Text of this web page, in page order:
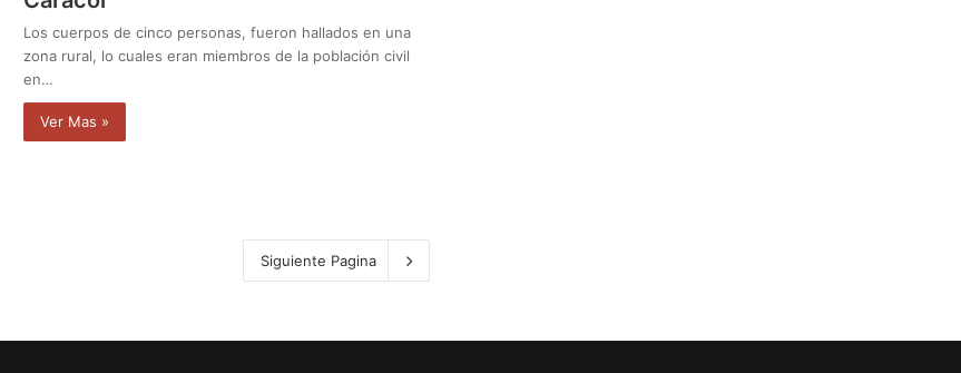
Los cuerpos de cinco personas, fueron hallados en una
zona rural, lo cuales eran miembros de la población civil
en…
Ver Mas »
Siguiente Pagina